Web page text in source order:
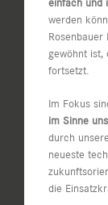
einfach und
werden
gewöhnt ist,
fortsetzt.
Im Fokus
im Sinne
durch
neueste
die